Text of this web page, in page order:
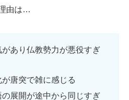
由は…
あり仏教勢力が悪役すぎ
唐突で雑に感じる
展開が途中から同じすぎ